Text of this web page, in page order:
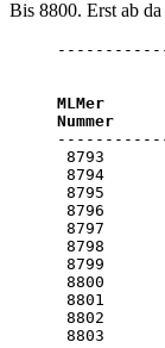
Bis 8800. Erst ab da
MLMer
Nummer